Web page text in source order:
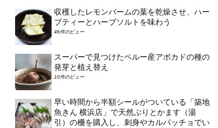
収穫したレモンバームの葉を乾燥させ、ハー
ブティーとハーブソルトを味わう
46件のビュー
スーパーで見つけたペルー産アボカドの種の
発芽と植え替え
10件のビュー
早い時間から半額シールがついている「築地
魚きん 横浜店」で天然ぶりとかます（湯
引）の柵を購入し、刺身やカルパッチョでい